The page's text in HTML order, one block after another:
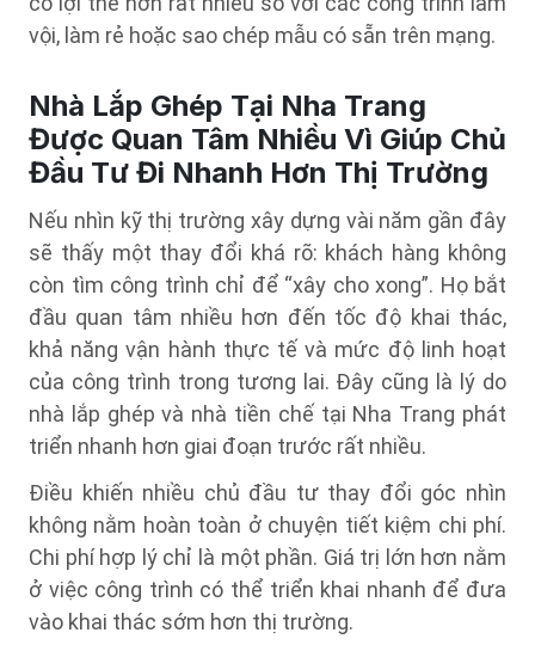
vội, làm rẻ hoặc sao chép mẫu có sẵn trên mạng.
Nhà Lắp Ghép Tại Nha Trang
Được Quan Tâm Nhiều Vì Giúp Chủ
Đầu Tư Đi Nhanh Hơn Thị Trường
Nếu nhìn kỹ thị trường xây dựng vài năm gần đây
sẽ thấy một thay đổi khá rõ: khách hàng không
còn tìm công trình chỉ để “xây cho xong”. Họ bắt
đầu quan tâm nhiều hơn đến tốc độ khai thác,
khả năng vận hành thực tế và mức độ linh hoạt
của công trình trong tương lai. Đây cũng là lý do
nhà lắp ghép và nhà tiền chế tại Nha Trang phát
triển nhanh hơn giai đoạn trước rất nhiều.
Điều khiến nhiều chủ đầu tư thay đổi góc nhìn
không nằm hoàn toàn ở chuyện tiết kiệm chi phí.
Chi phí hợp lý chỉ là một phần. Giá trị lớn hơn nằm
ở việc công trình có thể triển khai nhanh để đưa
vào khai thác sớm hơn thị trường.